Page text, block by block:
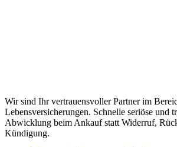
Wir sind Ihr vertrauensvoller Partner im
Lebensversicherungen. Schnelle seriöse und
Abwicklung beim Ankauf statt Widerruf,
Kündigung.